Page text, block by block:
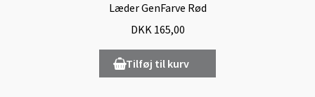
Læder GenFarve Rød
DKK 165,00
Tilføj til kurv